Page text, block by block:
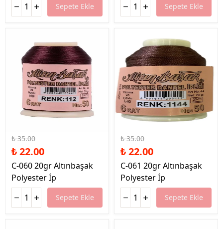
Sepete Ekle Sepete Ekle
₺ 35.00
₺ 22.00
C-060 20gr Altınbaşak
Polyester İp
Sepete Ekle
₺ 35.00
₺ 22.00
C-061 20gr Altınbaşak
Polyester İp
Sepete Ekle